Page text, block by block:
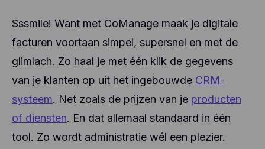
Sssmile! Want met CoManage maak je digitale
facturen voortaan simpel, supersnel en met de
glimlach. Zo haal je met één klik de gegevens
van je klanten op uit het ingebouwde CRM-
systeem. Net zoals de prijzen van je producten
of diensten. En dat allemaal standaard in één
tool. Zo wordt administratie wél een plezier.